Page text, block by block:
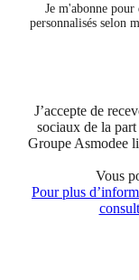
Je m'abonne pour
personnalisés selon
J’accepte de
sociaux de la
Groupe Asmodee
Vous
Pour plus